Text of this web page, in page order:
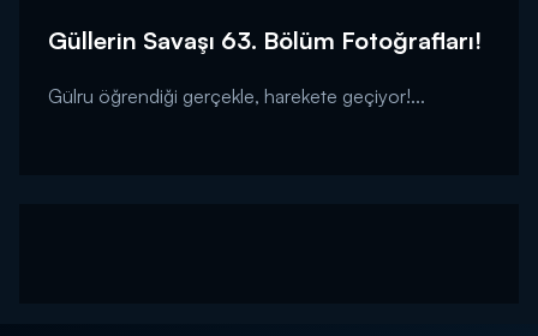
Güllerin Savaşı 63. Bölüm Fotoğrafları!
Gülru öğrendiği gerçekle, harekete geçiyor!...